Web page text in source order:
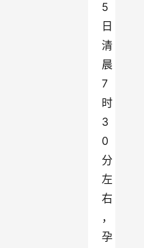
5
日
清
晨
7
时
3
0
分
左
右
，
孕